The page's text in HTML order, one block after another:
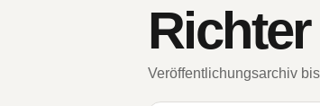
Veröffentlichungsarchiv